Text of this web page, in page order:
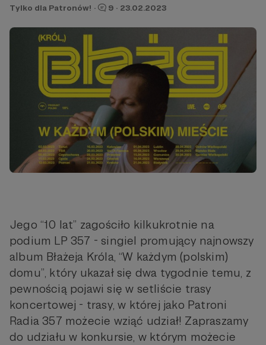
Tylko dla Patronów! · 9 · 23.02.2023
Jego “10 lat” zagościło kilkukrotnie na
podium LP 357 - singiel promujący najnowszy
album Błażeja Króla, “W każdym (polskim)
domu”, który ukazał się dwa tygodnie temu, z
pewnością pojawi się w setliście trasy
koncertowej - trasy, w której jako Patroni
Radia 357 możecie wziąć udział! Zapraszamy
do udziału w konkursie, w którym możecie